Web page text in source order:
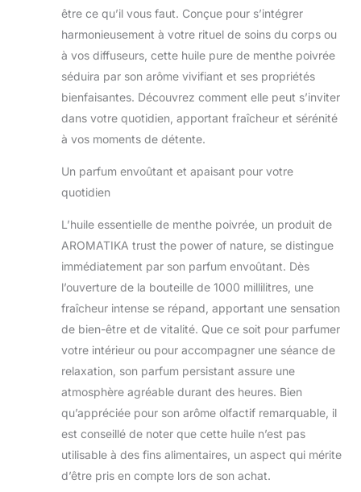
être ce qu’il vous faut. Conçue pour s’intégrer
harmonieusement à votre rituel de soins du corps ou
à vos diffuseurs, cette huile pure de menthe poivrée
séduira par son arôme vivifiant et ses propriétés
bienfaisantes. Découvrez comment elle peut s’inviter
dans votre quotidien, apportant fraîcheur et sérénité
à vos moments de détente.
Un parfum envoûtant et apaisant pour votre
quotidien
L’huile essentielle de menthe poivrée, un produit de
AROMATIKA trust the power of nature, se distingue
immédiatement par son parfum envoûtant. Dès
l’ouverture de la bouteille de 1000 millilitres, une
fraîcheur intense se répand, apportant une sensation
de bien-être et de vitalité. Que ce soit pour parfumer
votre intérieur ou pour accompagner une séance de
relaxation, son parfum persistant assure une
atmosphère agréable durant des heures. Bien
qu’appréciée pour son arôme olfactif remarquable, il
est conseillé de noter que cette huile n’est pas
utilisable à des fins alimentaires, un aspect qui mérite
d’être pris en compte lors de son achat.